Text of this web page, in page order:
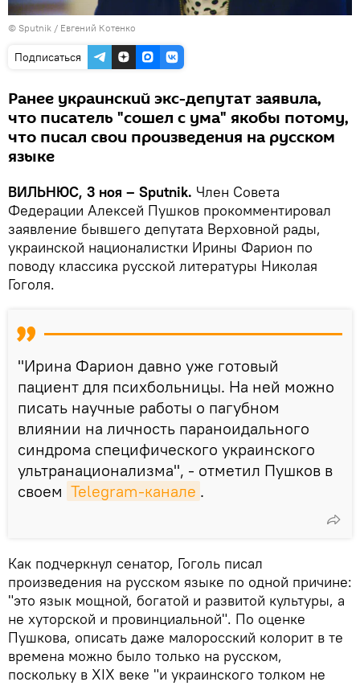
© Sputnik / Евгений Котенко
Подписаться
Ранее украинский экс-депутат заявила,
что писатель "сошел с ума" якобы потому,
что писал свои произведения на русском
языке
ВИЛЬНЮС, 3 ноя – Sputnik. Член Совета
Федерации Алексей Пушков прокомментировал
заявление бывшего депутата Верховной рады,
украинской националистки Ирины Фарион по
поводу классика русской литературы Николая
Гоголя.
"Ирина Фарион давно уже готовый
пациент для психбольницы. На ней можно
писать научные работы о пагубном
влиянии на личность параноидального
синдрома специфического украинского
ультранационализма", - отметил Пушков в
своем Telegram-канале .
Как подчеркнул сенатор, Гоголь писал
произведения на русском языке по одной причине:
"это язык мощной, богатой и развитой культуры, а
не хуторской и провинциальной". По оценке
Пушкова, описать даже малоросский колорит в те
времена можно было только на русском,
поскольку в XIX веке "и украинского толком не